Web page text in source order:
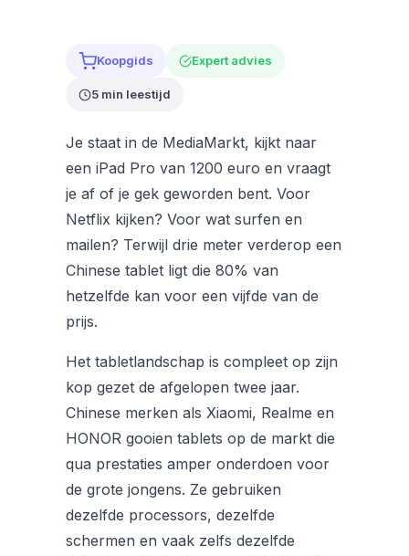
Koopgids Expert advies
5 min leestijd
Je staat in de MediaMarkt, kijkt naar
een iPad Pro van 1200 euro en vraagt
je af of je gek geworden bent. Voor
Netflix kijken? Voor wat surfen en
mailen? Terwijl drie meter verderop een
Chinese tablet ligt die 80% van
hetzelfde kan voor een vijfde van de
prijs.
Het tabletlandschap is compleet op zijn
kop gezet de afgelopen twee jaar.
Chinese merken als Xiaomi, Realme en
HONOR gooien tablets op de markt die
qua prestaties amper onderdoen voor
de grote jongens. Ze gebruiken
dezelfde processors, dezelfde
schermen en vaak zelfs dezelfde